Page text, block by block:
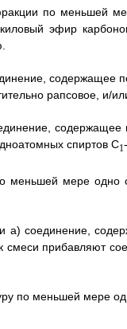
по меньшей
эфир
содержащее
рапсовое, и/
содержащее
спиртов С1
мере одно
а) соединение,
смеси прибавляют
по меньшей мере